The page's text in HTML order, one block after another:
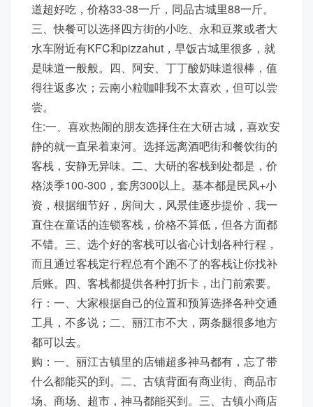
道超好吃，价格33-38一斤，同品古城里88一斤。
三、快餐可以选择四方街的小吃、永和豆浆或者大
水车附近有KFC和pizzahut，早饭古城里很多，就
是味道一般般。四、阿安、丁丁酸奶味道很棒，值
得往返多次；云南小粒咖啡我不太喜欢，但可以尝
尝。
住:一、喜欢热闹的朋友选择住在大研古城，喜欢安
静的就一直呆着束河。选择远离酒吧街和餐饮街的
客栈，安静无异味。二、大研的客栈到处都是，价
格淡季100-300，套房300以上。基本都是民风+小
资，根据细节好，房间大，风景佳逐步提价，我一
直住在童话的连锁客栈，价格不算低，但各方面都
不错。三、选个好的客栈可以省心计划各种行程，
而且通过客栈定行程总有个跑不了的客栈让你找补
后账。四、客栈都提供各种打折卡，出门前索要。
行：一、大家根据自己的位置和预算选择各种交通
工具，不多说；二、丽江市不大，两条腿很多地方
都可以去。
购：一、丽江古镇里的店铺超多神马都有，忘了带
什么都能买的到。二、古镇背面有商业街、商品市
场、商场、超市，神马都能买到。三、古镇小商店